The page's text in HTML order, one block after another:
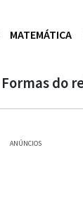
MATEMÁTICA
do
ANÚNCIOS